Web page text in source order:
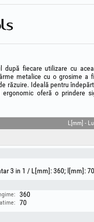
după fiecare utilizare cu
metalice cu o grosime a
răzuire. Ideală pentru
oferă o prindere
L[mm] -
3 in 1 / L[mm]: 360; l[mm]: 70
360
70